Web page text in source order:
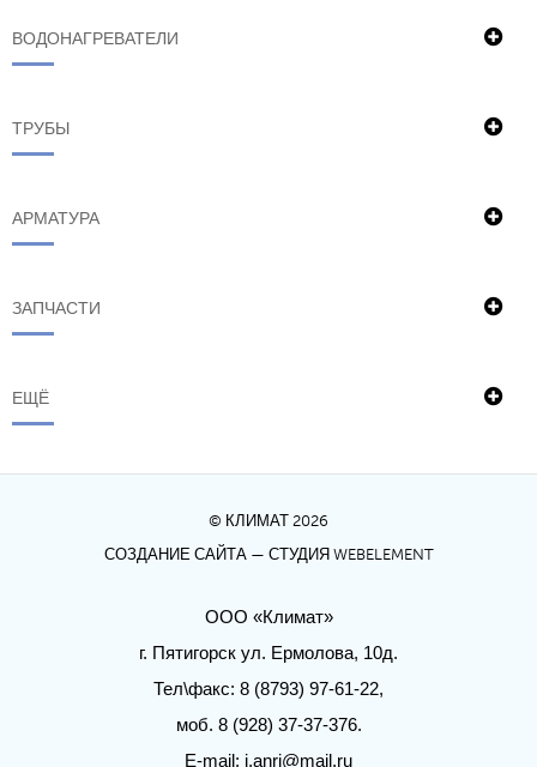
ВОДОНАГРЕВАТЕЛИ
ТРУБЫ
АРМАТУРА
ЗАПЧАСТИ
ЕЩЁ
© КЛИМАТ 2026
СОЗДАНИЕ САЙТА— СТУДИЯ WEBELEMENT
ООО «Климат»
г. Пятигорск ул. Ермолова, 10д.
Тел\факс: 8 (8793) 97-61-22,
моб. 8 (928) 37-37-376.
E-mail: j.anri@mail.ru